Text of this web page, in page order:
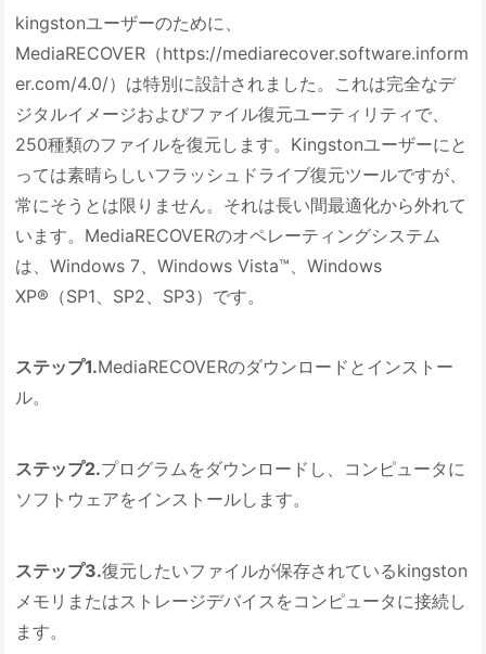
kingstonユーザーのために、
MediaRECOVER（https://mediarecover.software.inform
er.com/4.0/）は特別に設計されました。これは完全なデ
ジタルイメージおよびファイル復元ユーティリティで、
250種類のファイルを復元します。Kingstonユーザーにと
っては素晴らしいフラッシュドライブ復元ツールですが、
常にそうとは限りません。それは長い間最適化から外れて
います。MediaRECOVERのオペレーティングシステム
は、Windows 7、Windows Vista™、Windows
XP®（SP1、SP2、SP3）です。
ステップ1.MediaRECOVERのダウンロードとインストー
ル。
ステップ2.プログラムをダウンロードし、コンピュータに
ソフトウェアをインストールします。
ステップ3.復元したいファイルが保存されているkingston
メモリまたはストレージデバイスをコンピュータに接続し
ます。